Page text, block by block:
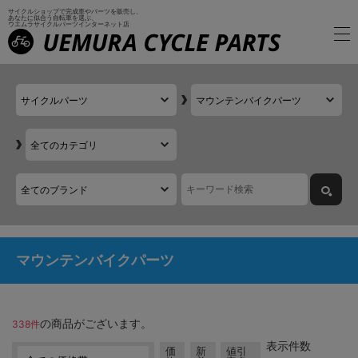
サイクルショップで完成車やパーツを販売し、
あなたに似合う自転車を選ぶ、
ウエムラサイクルパーツインターネット店
マウンテンバイクパーツ
338件の商品がございます。
価
新
値引
表示件数